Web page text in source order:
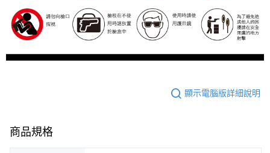
顯示電腦版詳細說明
商品規格